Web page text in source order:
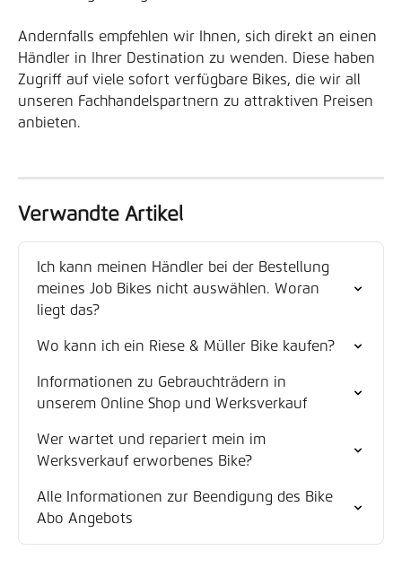
Andernfalls empfehlen wir Ihnen, sich direkt an einen
Händler in Ihrer Destination zu wenden. Diese haben
Zugriff auf viele sofort verfügbare Bikes, die wir all
unseren Fachhandelspartnern zu attraktiven Preisen
anbieten.
Verwandte Artikel
Ich kann meinen Händler bei der Bestellung
meines Job Bikes nicht auswählen. Woran
liegt das?
Wo kann ich ein Riese & Müller Bike kaufen?
Informationen zu Gebrauchträdern in
unserem Online Shop und Werksverkauf
Wer wartet und repariert mein im
Werksverkauf erworbenes Bike?
Alle Informationen zur Beendigung des Bike
Abo Angebots